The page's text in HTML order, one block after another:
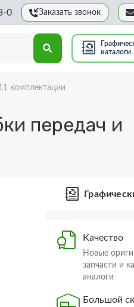
0 Заказать звонок
каталоги
комплектации
передач и
Качество
Новые
запчасти и
аналоги
Большой